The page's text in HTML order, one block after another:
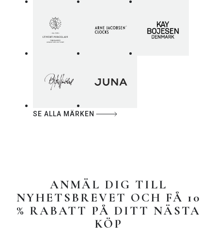
SE ALLA MÄRKEN
ANMÄL DIG TILL
NYHETSBREVET OCH FÅ 10
% RABATT PÅ DITT NÄSTA
KÖP